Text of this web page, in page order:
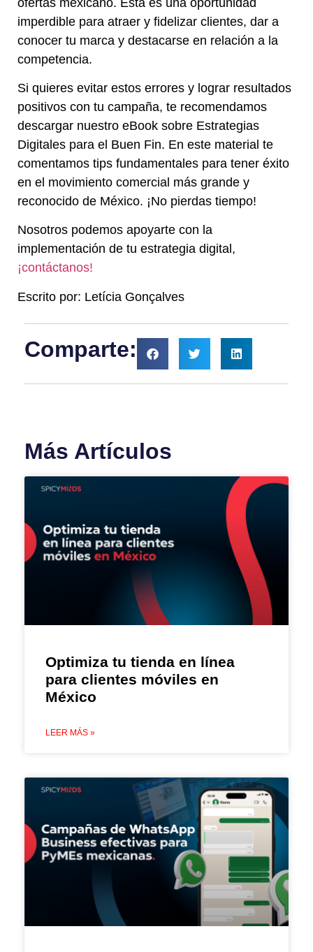
imperdible para atraer y fidelizar clientes, dar a
conocer tu marca y destacarse en relación a la
competencia.
Si quieres evitar estos errores y lograr resultados
positivos con tu campaña, te recomendamos
descargar nuestro eBook sobre Estrategias
Digitales para el Buen Fin. En este material te
comentamos tips fundamentales para tener éxito
en el movimiento comercial más grande y
reconocido de México. ¡No pierdas tiempo!
Nosotros podemos apoyarte con la
implementación de tu estrategia digital,
¡contáctanos!
Escrito por: Letícia Gonçalves
Comparte:
Más Artículos
Optimiza tu tienda en línea
para clientes móviles en
México
LEER MÁS »